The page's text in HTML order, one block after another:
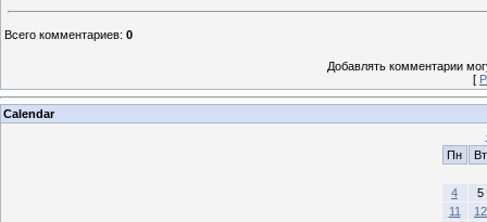
Всего комментариев: 0
Добавлять комментарии
[
Calendar
Пн
Вт
4
5
11
12